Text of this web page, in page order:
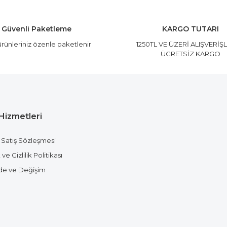
Güvenli Paketleme
özenle paketlenir
KARGO TUTARI
1250TL VE ÜZERİ
ÜCRETSİZ KARGO
Sözleşmesi
Gizlilik Politikası
ve Değişim